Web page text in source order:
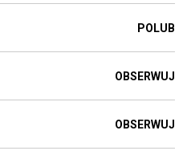
POLUB
OBSERWUJ
OBSERWUJ